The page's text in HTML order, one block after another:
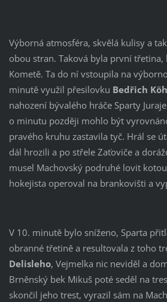
Výborná atmosféra, skvělá kulisy a
obou stran. Taková byla první třetina,
Kometě. Ta do ní vstoupila na
minutě využil přesilovku Bedřich
nahození bývalého hráče Sparty
o minutu později mohlo být
pravého kruhu zastavila tyč. Hrál se
dál hrozili a po střele Zaťoviče a
musel Machovský podruhé lovit
hokejista operoval na brankovišti a
V 10. minutě bylo sníženo, Sparta
obranné třetině a resultovala z toho
Delisleho, Vejmelka nic neviděl a
Brněnský bek Mikuš poté seděl na
skončil jeho trest, vyrazil sám na